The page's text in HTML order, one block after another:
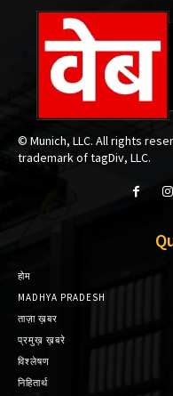
© Munich, LLC. All rights
trademark of tagDiv, LLC.
होम
MADHYA PRADESH
ताज़ा ख़बर
प्रमुख़ ख़बरे
विश्लेषण
निहितार्थ